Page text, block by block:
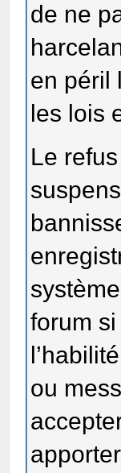
de ne
en péril
les lois
Le
forum
ou